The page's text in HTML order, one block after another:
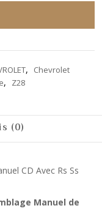
,
Chevrolet
, Z28
(0)
CD Avec Rs Ss
Manuel de